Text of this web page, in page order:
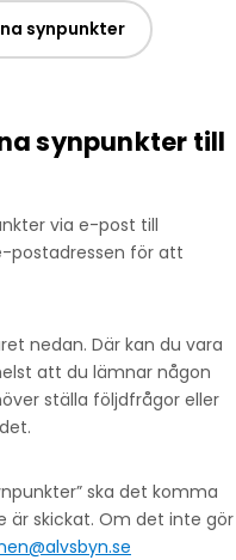
synpunkter
synpunkter till
via e-post till
postadressen för att
nedan. Där kan du vara
att du lämnar någon
ställa följdfrågor eller
ska det komma
skickat. Om det inte gör